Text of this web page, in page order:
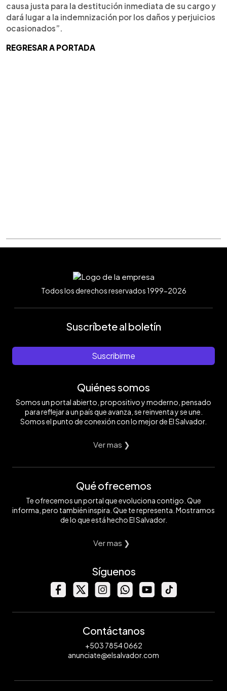
causa justa para la destitución inmediata de su cargo y
dará lugar a la indemnización por los daños y perjuicios
ocasionados”.
REGRESAR A PORTADA
Todos los derechos reservados 1999-2026
Suscríbete al boletín
Suscribirme
Quiénes somos
Somos un portal abierto, propositivo y moderno, pensado
para reflejar a un país que avanza, se reinventa y se une.
Somos el punto de conexión con lo mejor de El Salvador.
Ver mas ❯
Qué ofrecemos
Te ofrecemos un portal que evoluciona contigo. Que
informa, pero también inspira. Que te representa. Mostramos
de lo que está hecho El Salvador.
Ver mas ❯
Síguenos
Contáctanos
+503 7854 0662
anunciate@elsalvador.com